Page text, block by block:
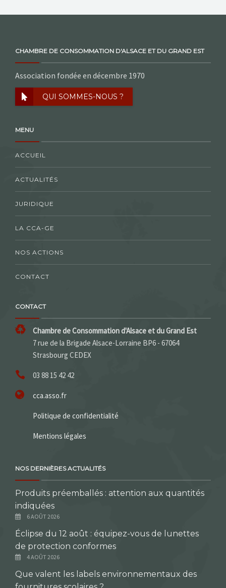
CHAMBRE DE CONSOMMATION D'ALSACE ET DU GRAND EST
Association fondée en décembre 1970
QUI SOMMES-NOUS ?
MENU
ACCUEIL
ACTUALITÉS
JURIDIQUE
LA CCA-GE
NOS ACTIONS
CONTACT
CONTACT
Chambre de Consommation d'Alsace et du Grand Est
7 rue de la Brigade Alsace-Lorraine BP6 - 67064
Strasbourg CEDEX
03 88 15 42 42
cca.asso.fr
Politique de confidentialité
Mentions légales
NOS DERNIÈRES ACTUALITÉS
Produits préemballés : attention aux quantités
indiquées
6 AOÛT 2026
Éclipse du 12 août : équipez-vous de lunettes
de protection conformes
4 AOÛT 2026
Que valent les labels environnementaux des